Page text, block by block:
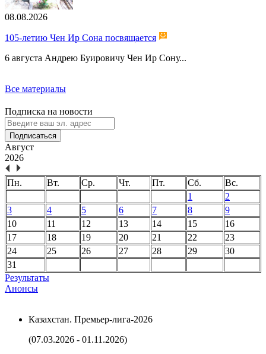
08.08.2026
105-летию Чен Ир Сона посвящается
6 августа Андрею Буировичу Чен Ир Сону...
Все материалы
Подписка на новости
Подписаться
Август
2026
Пн. Вт. Ср. Чт. Пт. Сб.
Вс.
1
2
3
4 5 6 7 8
9
10
11 12 13 14 15
16
17
18 19 20 21 22
23
24
25 26 27 28 29
30
31
Результаты
Анонсы
Казахстан. Премьер-лига-2026
(07.03.2026 - 01.11.2026)